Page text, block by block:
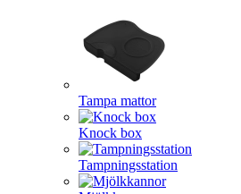
Tampa mattor
Knock box
Tampningsstation